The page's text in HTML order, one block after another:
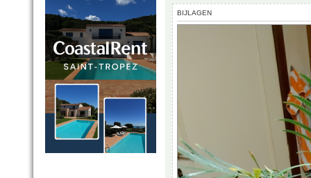
BIJLAGEN